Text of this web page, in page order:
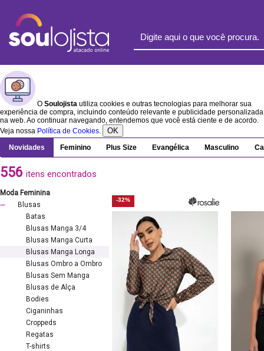
O Soulojista utiliza cookies e outras tecnologias para melhorar sua
experiência de compra, incluindo conteúdo relevante e publicidade personalizada
na web. Ao continuar navegando, entendemos que você está ciente e de acordo.
Veja nossa Política de Cookies. OK
Novidades Feminino Plus Size Evangélica Masculino
556 itens encontrados
Moda Feminina
Blusas
Batas
Blusas Manga 3/4
Blusas Manga Curta
Blusas Manga Longa
Blusas Ombro a Ombro
Blusas Sem Manga
Blusas de Alça
Bodies
Ciganinhas
Croppeds
Regatas
T-shirts
-32%